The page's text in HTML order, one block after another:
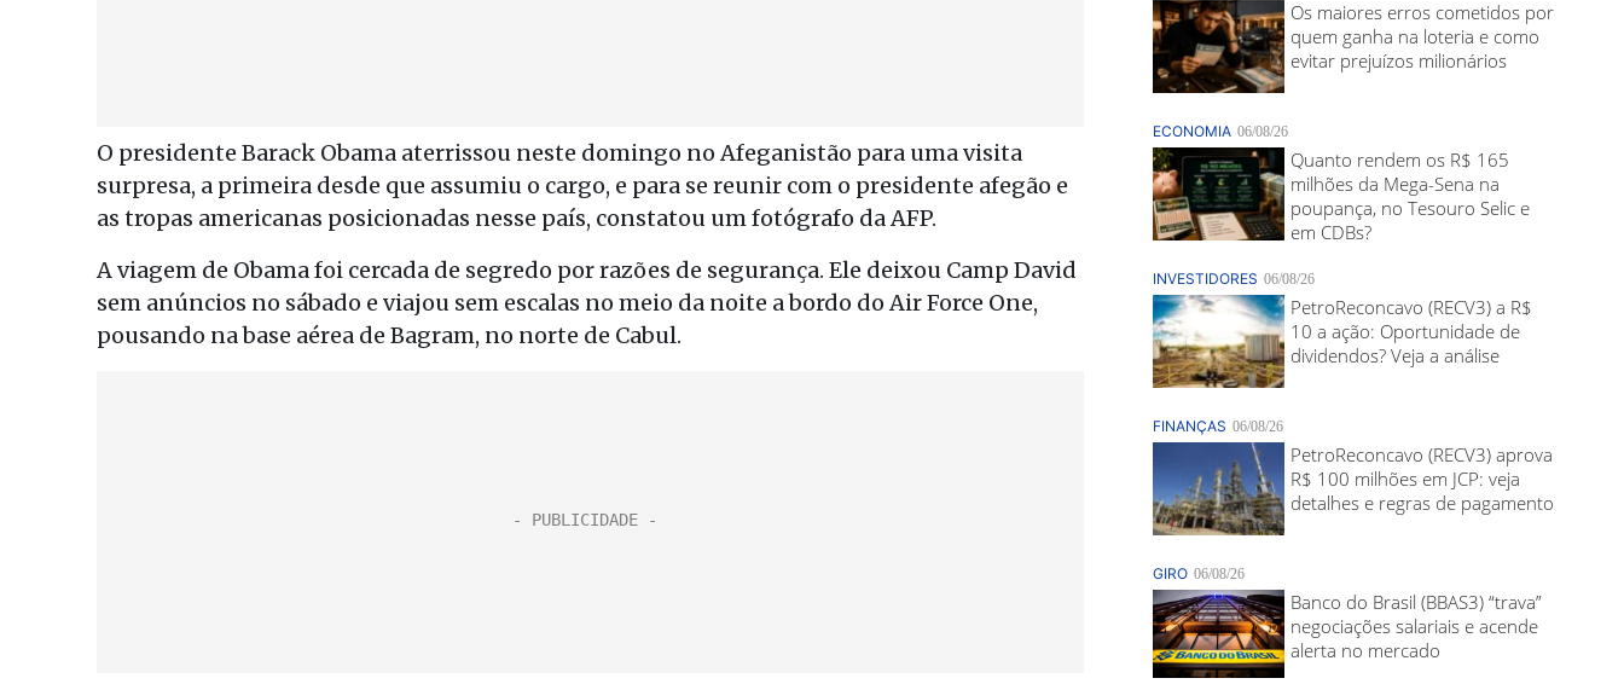
O presidente Barack Obama aterrissou neste domingo no Afeganistão para uma visita
surpresa, a primeira desde que assumiu o cargo, e para se reunir com o presidente afegão e
as tropas americanas posicionadas nesse país, constatou um fotógrafo da AFP.
A viagem de Obama foi cercada de segredo por razões de segurança. Ele deixou Camp David
sem anúncios no sábado e viajou sem escalas no meio da noite a bordo do Air Force One,
pousando na base aérea de Bagram, no norte de Cabul.